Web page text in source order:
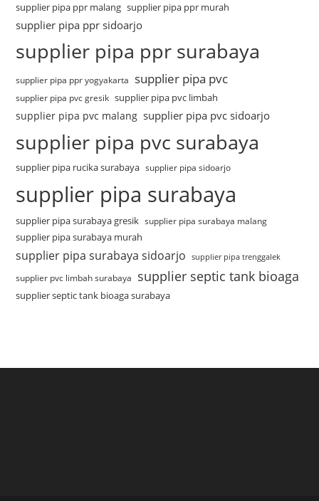
supplier pipa ppr malang supplier pipa ppr murah
supplier pipa ppr sidoarjo
supplier pipa ppr surabaya
supplier pipa ppr yogyakarta supplier pipa pvc
supplier pipa pvc gresik supplier pipa pvc limbah
supplier pipa pvc malang supplier pipa pvc sidoarjo
supplier pipa pvc surabaya
supplier pipa rucika surabaya supplier pipa sidoarjo
supplier pipa surabaya
supplier pipa surabaya gresik supplier pipa surabaya malang
supplier pipa surabaya murah
supplier pipa surabaya sidoarjo supplier pipa trenggalek
supplier pvc limbah surabaya supplier septic tank bioaga
supplier septic tank bioaga surabaya